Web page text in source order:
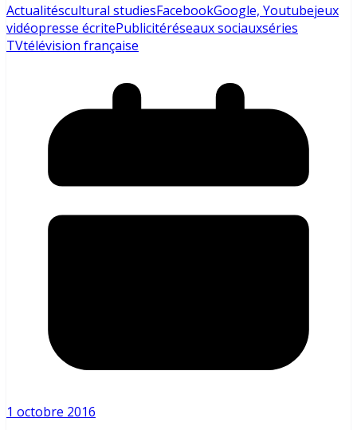
Actualitéscultural studiesFacebookGoogle, Youtubejeux
vidéopresse écritePublicitéréseaux sociauxséries
TVtélévision française
1 octobre 2016